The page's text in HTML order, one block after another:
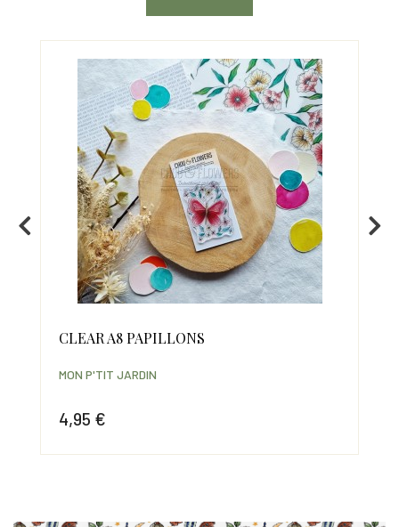
CLEAR A8 PAPILLONS
4,95 €
MON P'TIT JARDIN